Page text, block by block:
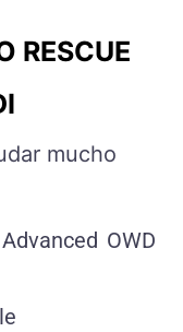
RESCUE
mucho
OWD